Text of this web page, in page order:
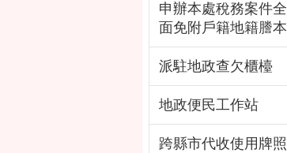
申辦本處稅務案件全
面免附戶籍地籍謄本
派駐地政查欠櫃檯
地政便民工作站
跨縣市代收使用牌照